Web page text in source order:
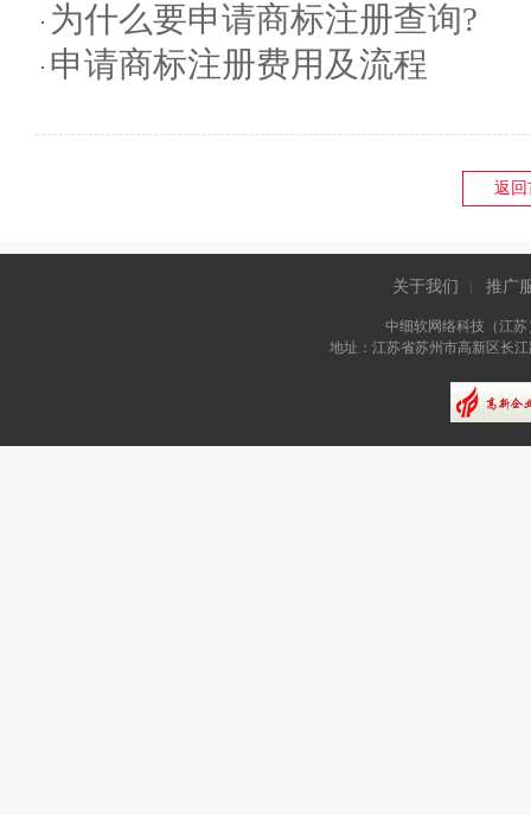
为什么要申请商标注册查询?
申请商标注册费用及流程
返回
关于我们 推广
中细软网络科技（江
地址：江苏省苏州市高新区长